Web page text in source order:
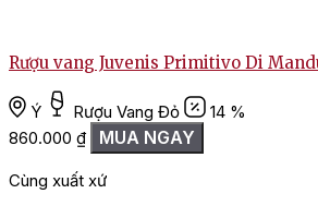
Rượu vang Juvenis Primitivo Di
Ý Rượu Vang Đỏ
14 %
860.000 ₫ MUA NGAY
Cùng xuất xứ